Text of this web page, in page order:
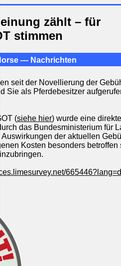
zählt – für
stimmen
— Nachrichten
seit der Novellierung der
Sie als Pferdebesitzer
(siehe hier) wurde eine
das Bundesministerium für
der aktuellen
Kosten besonders